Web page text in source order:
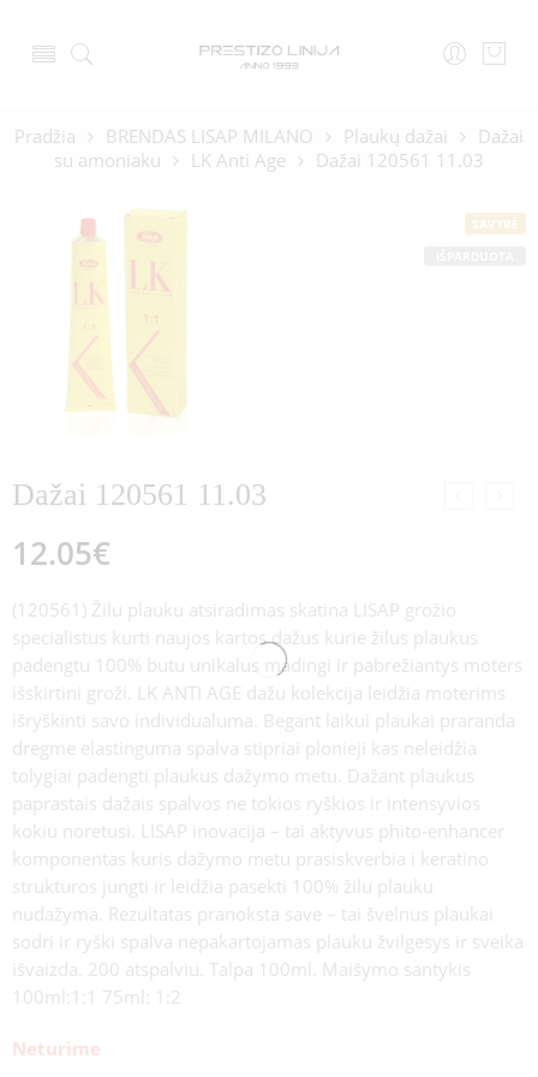
Pradžia BRENDAS LISAP MILANO Plaukų dažai
Dažai
su amoniaku
LK Anti Age Dažai 120561 11.03
SAVYBĖ
Dažai 120561 11.03
12.05€
(120561) Žilu plauku atsiradimas skatina LISAP grožio
specialistus kurti naujos kartos dažus kurie žilus plaukus
padengtu 100% butu unikalus madingi ir pabrežiantys moters
išskirtini groži. LK ANTI AGE dažu kolekcija leidžia moterims
išryškinti savo individualuma. Begant laikui plaukai praranda
dregme elastinguma spalva stipriai plonieji kas neleidžia
tolygiai padengti plaukus dažymo metu. Dažant plaukus
paprastais dažais spalvos ne tokios ryškios ir intensyvios
kokiu noretusi. LISAP inovacija – tai aktyvus phito-enhancer
komponentas kuris dažymo metu prasiskverbia i keratino
strukturos jungti ir leidžia pasekti 100% žilu plauku
nudažyma. Rezultatas pranoksta save – tai švelnus plaukai
sodri ir ryški spalva nepakartojamas plauku žvilgesys ir sveika
išvaizda. 200 atspalviu. Talpa 100ml. Maišymo santykis
100ml:1:1 75ml: 1:2
Neturime